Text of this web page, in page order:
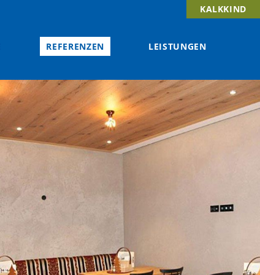
REFERENZEN LEISTUNGEN
KALKKIND